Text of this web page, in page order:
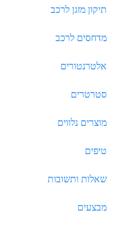
תיקון מזגן לרכב
מדחסים לרכב
אלטרנטורים
סטרטרים
מוצרים נלווים
טיפים
שאלות ותשובות
מבצעים